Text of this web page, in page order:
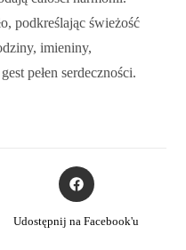
podkreślając świeżość
imieniny,
pełen serdeczności.
Udostępnij na Facebook'u